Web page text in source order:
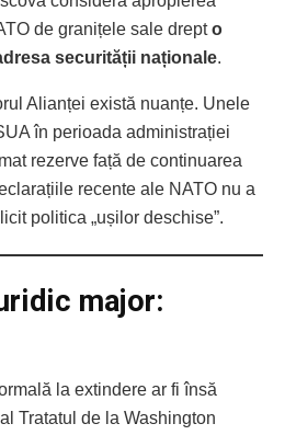
de granițele sale drepto
securității naționale.
Alianței există nuanțe. Unele
în perioada administrației
rezerve față de continuarea
recente ale NATO nu a
politica „ușilor deschise”.
major:
la extindere ar fi însă
Tratatul de la Washington